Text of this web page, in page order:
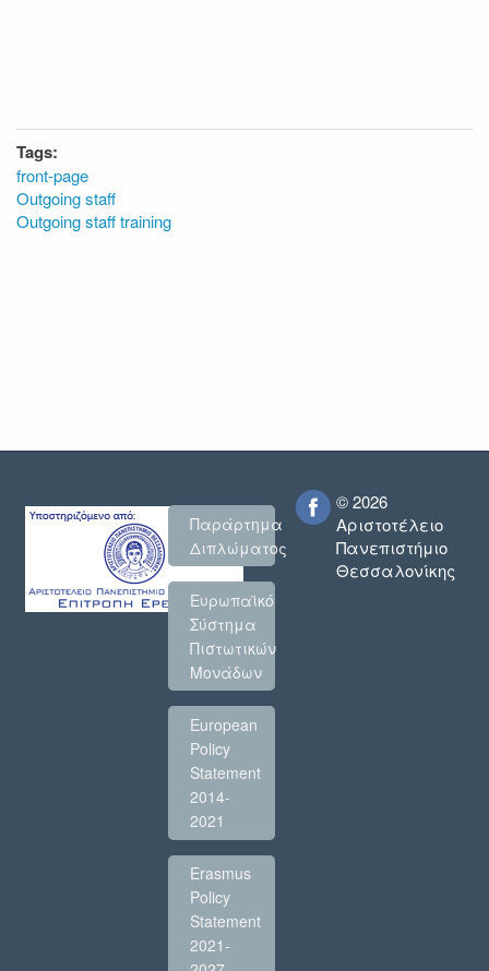
Tags:
front-page
Outgoing staff
Outgoing staff training
Παράρτημα
Διπλώματος
Ευρωπαϊκό
Σύστημα
Πιστωτικών
Μονάδων
European
Policy
Statement
2014-
2021
Erasmus
Policy
Statement
2021-
© 2026
Αριστοτέλειο
Πανεπιστήμιο
Θεσσαλονίκης